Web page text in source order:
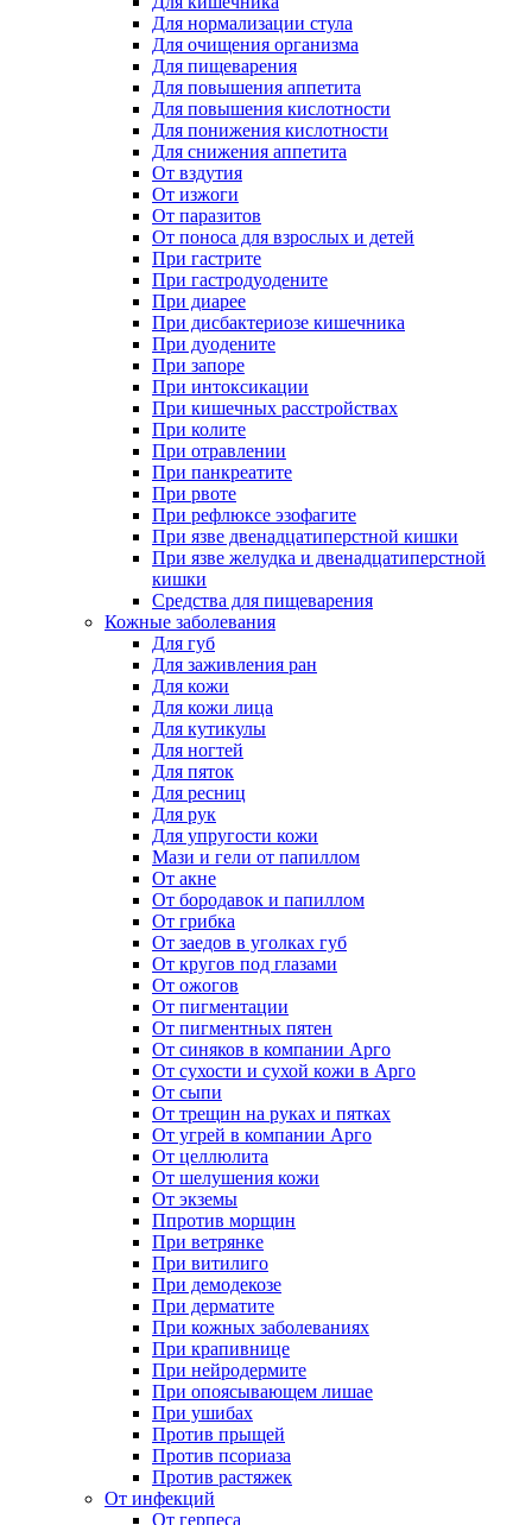
Для нормализации стула
Для очищения организма
Для пищеварения
Для повышения аппетита
Для повышения кислотности
Для понижения кислотности
Для снижения аппетита
От вздутия
От изжоги
От паразитов
От поноса для взрослых и детей
При гастрите
При гастродуодените
При диарее
При дисбактериозе кишечника
При дуодените
При запоре
При интоксикации
При кишечных расстройствах
При колите
При отравлении
При панкреатите
При рвоте
При рефлюксе эзофагите
При язве двенадцатиперстной кишки
При язве желудка и двенадцатиперстной
кишки
Средства для пищеварения
Кожные заболевания
Для губ
Для заживления ран
Для кожи
Для кожи лица
Для кутикулы
Для ногтей
Для пяток
Для ресниц
Для рук
Для упругости кожи
Мази и гели от папиллом
От акне
От бородавок и папиллом
От грибка
От заедов в уголках губ
От кругов под глазами
От ожогов
От пигментации
От пигментных пятен
От синяков в компании Арго
От сухости и сухой кожи в Арго
От сыпи
От трещин на руках и пятках
От угрей в компании Арго
От целлюлита
От шелушения кожи
От экземы
Ппротив морщин
При ветрянке
При витилиго
При демодекозе
При дерматите
При кожных заболеваниях
При крапивнице
При нейродермите
При опоясывающем лишае
При ушибах
Против прыщей
Против псориаза
Против растяжек
От инфекций
От герпеса